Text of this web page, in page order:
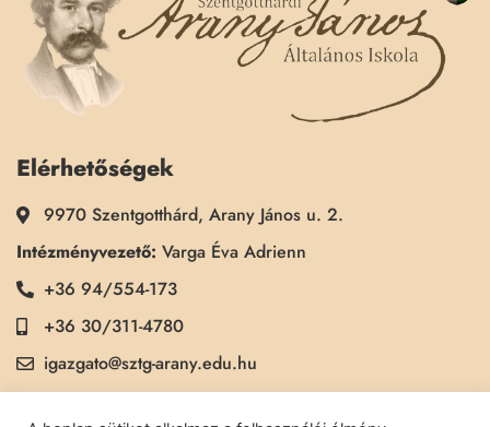
Elérhetőségek
9970 Szentgotthárd, Arany János u. 2.
Intézményvezető: Varga Éva Adrienn
+36 94/554-173
+36 30/311-4780
igazgato@sztg-arany.edu.hu
Titkárság:Kimmel Kinga